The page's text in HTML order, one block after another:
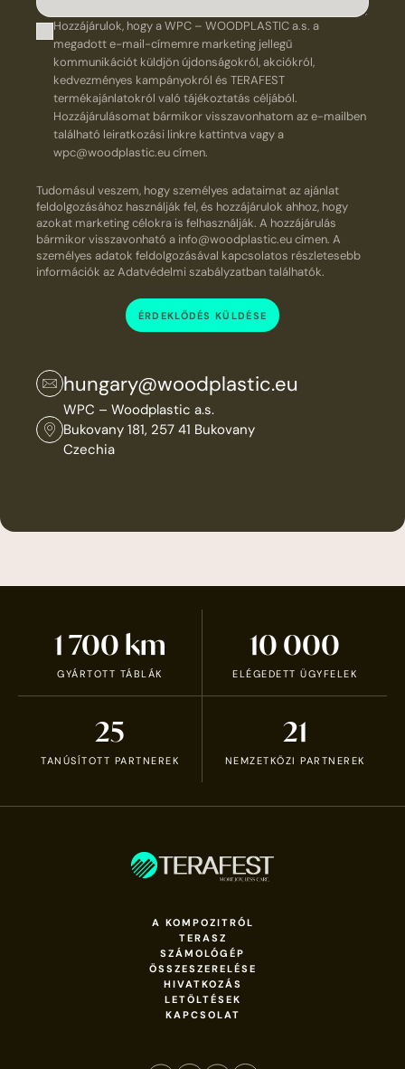
Hozzájárulok, hogy a WPC – WOODPLASTIC a.s. a
megadott e-mail-címemre marketing jellegű
kommunikációt küldjön újdonságokról, akciókról,
kedvezményes kampányokról és TERAFEST
termékajánlatokról való tájékoztatás céljából.
Hozzájárulásomat bármikor visszavonhatom az e-mailben
található leiratkozási linkre kattintva vagy a
wpc@woodplastic.eu címen.
Tudomásul veszem, hogy személyes adataimat az ajánlat
feldolgozásához használják fel, és hozzájárulok ahhoz, hogy
azokat marketing célokra is felhasználják. A hozzájárulás
bármikor visszavonható a info@woodplastic.eu címen. A
személyes adatok feldolgozásával kapcsolatos részletesebb
információk az Adatvédelmi szabályzatban találhatók.
ÉRDEKLŐDÉS KÜLDÉSE
hungary@woodplastic.eu
WPC – Woodplastic a.s.
Bukovany 181, 257 41 Bukovany
Czechia
1 700 km
GYÁRTOTT TÁBLÁK
10 000
ELÉGEDETT ÜGYFELEK
25
TANÚSÍTOTT PARTNEREK
21
NEMZETKÖZI PARTNEREK
A KOMPOZITRÓL
TERASZ
SZÁMOLÓGÉP
ÖSSZESZERELÉSE
HIVATKOZÁS
LETÖLTÉSEK
KAPCSOLAT